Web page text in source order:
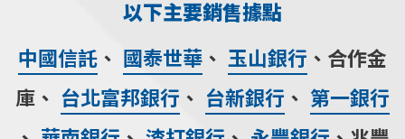
以下主要銷售據點
中國信託 、 國泰世華 、 玉山銀行 、合作金
庫、 台北富邦銀行 、 台新銀行 、 第一銀行